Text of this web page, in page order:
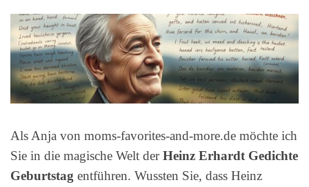
Als Anja von moms-favorites-and-more.de möchte ich
Sie in die magische Welt derHeinz Erhardt Gedichte
Geburtstag entführen. Wussten Sie, dass Heinz